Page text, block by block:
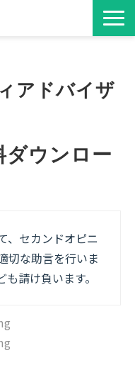
アドバイザ
ダウンロー
、セカンドオピニ
切な助言を行いま
請け負います。